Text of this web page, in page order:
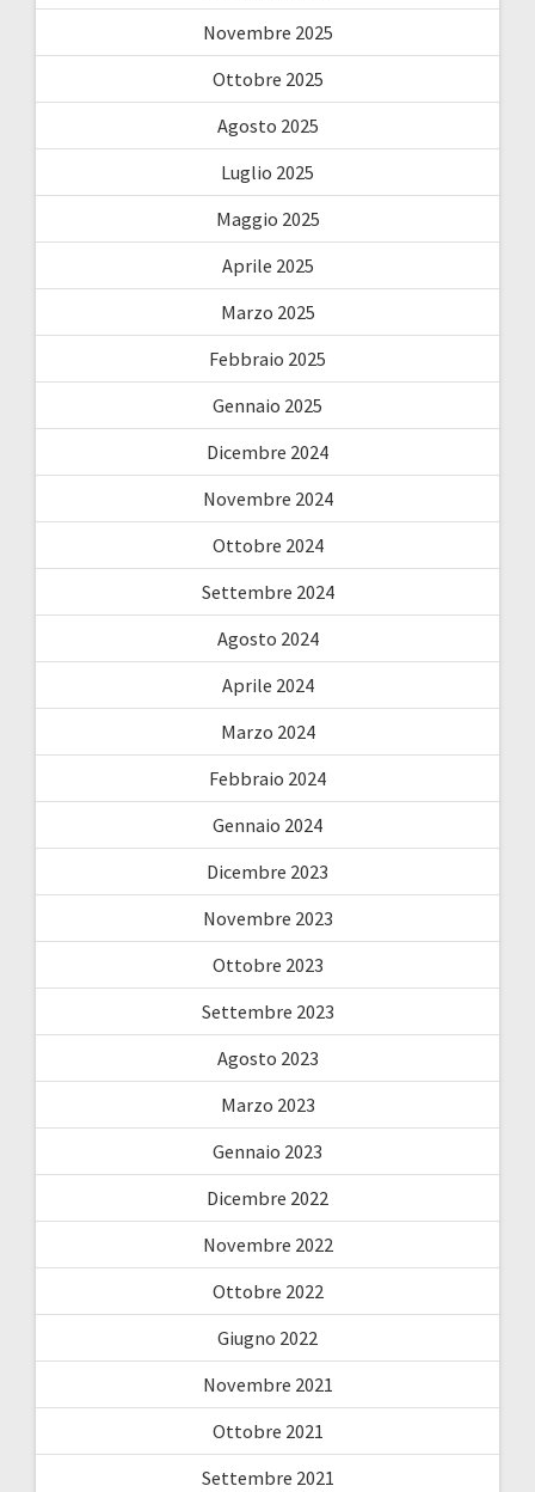
Novembre 2025
Ottobre 2025
Agosto 2025
Luglio 2025
Maggio 2025
Aprile 2025
Marzo 2025
Febbraio 2025
Gennaio 2025
Dicembre 2024
Novembre 2024
Ottobre 2024
Settembre 2024
Agosto 2024
Aprile 2024
Marzo 2024
Febbraio 2024
Gennaio 2024
Dicembre 2023
Novembre 2023
Ottobre 2023
Settembre 2023
Agosto 2023
Marzo 2023
Gennaio 2023
Dicembre 2022
Novembre 2022
Ottobre 2022
Giugno 2022
Novembre 2021
Ottobre 2021
Settembre 2021